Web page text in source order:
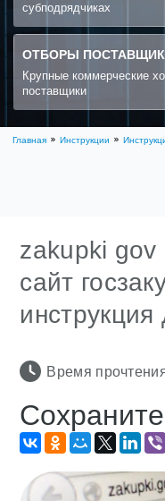
субподрядчиках
ОТБОРЫ
Крупные коммерческие
поставщики
Главная Инструкции
zakupki
сайт
инструкция
Время